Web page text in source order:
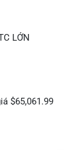
LỚN
$65,061.99